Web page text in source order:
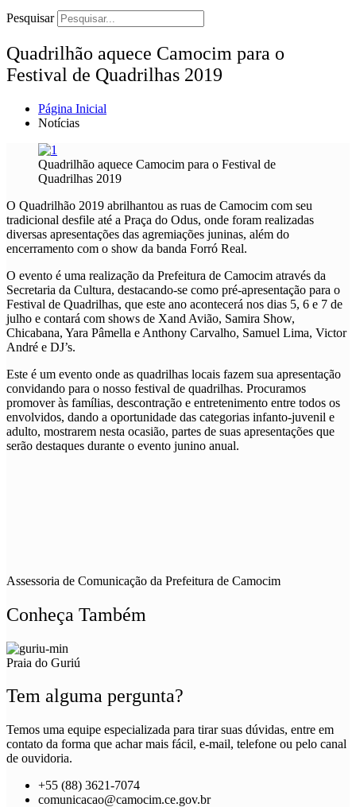
Pesquisar
Quadrilhão aquece Camocim para o
Festival de Quadrilhas 2019
Página Inicial
Notícias
Quadrilhão aquece Camocim para o Festival de
Quadrilhas 2019
O Quadrilhão 2019 abrilhantou as ruas de Camocim com seu
tradicional desfile até a Praça do Odus, onde foram realizadas
diversas apresentações das agremiações juninas, além do
encerramento com o show da banda Forró Real.
O evento é uma realização da Prefeitura de Camocim através da
Secretaria da Cultura, destacando-se como pré-apresentação para o
Festival de Quadrilhas, que este ano acontecerá nos dias 5, 6 e 7 de
julho e contará com shows de Xand Avião, Samira Show,
Chicabana, Yara Pâmella e Anthony Carvalho, Samuel Lima, Victor
André e DJ’s.
Este é um evento onde as quadrilhas locais fazem sua apresentação
convidando para o nosso festival de quadrilhas. Procuramos
promover às famílias, descontração e entretenimento entre todos os
envolvidos, dando a oportunidade das categorias infanto-juvenil e
adulto, mostrarem nesta ocasião, partes de suas apresentações que
serão destaques durante o evento junino anual.
Assessoria de Comunicação da Prefeitura de Camocim
Conheça Também
Praia do Guriú
Tem alguma pergunta?
Temos uma equipe especializada para tirar suas dúvidas, entre em
contato da forma que achar mais fácil, e-mail, telefone ou pelo canal
de ouvidoria.
+55 (88) 3621-7074
comunicacao@camocim.ce.gov.br